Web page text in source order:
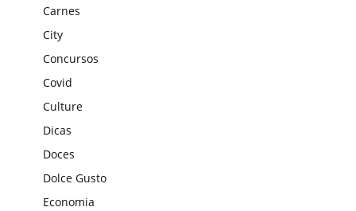
Carnes
City
Concursos
Covid
Culture
Dicas
Doces
Dolce Gusto
Economia